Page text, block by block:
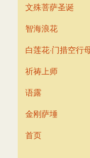
文殊菩萨圣诞
智海浪花
白莲花·门措空行
祈祷上师
语露
金刚萨埵
首页